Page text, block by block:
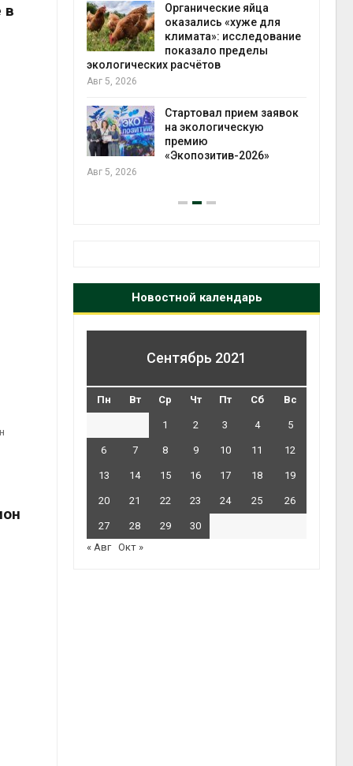
в
пожара
Органические яйца
оказались «хуже для
климата»: исследование
показало пределы
экологических расчётов
Авг 5, 2026
Стартовал прием заявок
на экологическую
премию
«Экопозитив-2026»
Авг 5, 2026
Новостной календарь
Сентябрь 2021
Пн Вт Ср Чт Пт Сб Вс
1 2 3 4 5
6 7 8 9 10 11 12
13 14 15 16 17 18 19
20 21 22 23 24 25 26
27 28 29
30
« Авг Окт »